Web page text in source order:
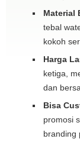
Material
tebal
kokoh
Harga
ketiga,
dan
Bisa
promosi
branding